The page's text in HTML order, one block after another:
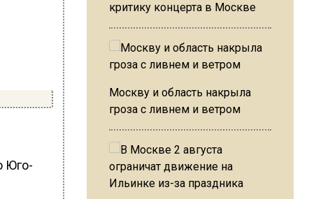
Юго-
критику концерта в Москве
Москву и область накрыла
гроза с ливнем и ветром